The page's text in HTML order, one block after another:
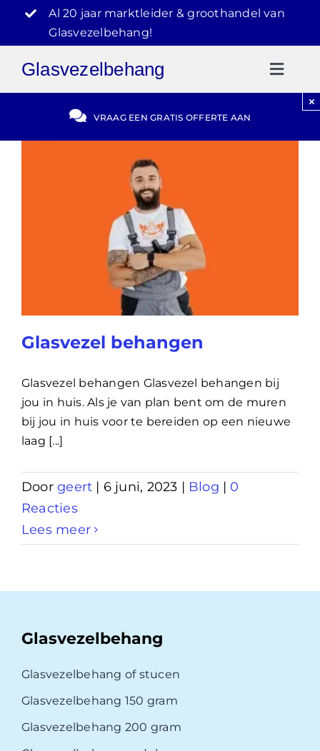
inhoud
Al 20 jaar marktleider & groothandel van
Glasvezelbehang!
Glasvezelbehang
Gratis Offerte
VRAAG EEN GRATIS OFFERTE AAN
×
Glasvezel behangen
Glasvezel behangen Glasvezel behangen bij
jou in huis. Als je van plan bent om de muren
bij jou in huis voor te bereiden op een nieuwe
laag [...]
Doorgeert | 6 juni, 2023 | Blog | 0
Reacties
Lees meer
Glasvezelbehang
Glasvezelbehang of stucen
Glasvezelbehang 150 gram
Glasvezelbehang 200 gram